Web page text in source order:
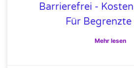
Barrierefrei -
Für Begrenzte
Mehr lesen